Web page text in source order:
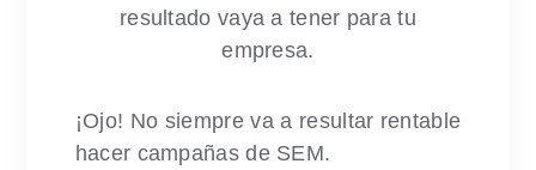
resultado vaya a tener para tu
empresa.
¡Ojo! No siempre va a resultar rentable
hacer campañas de SEM.